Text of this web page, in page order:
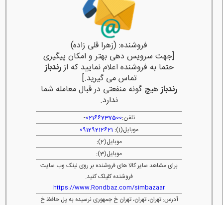
فروشنده: (زهرا قلی زاده)
[جهت سرویس دهی بهتر و امکان پیگیری
حتما به فروشنده اعلام نمایید که ازرندباز
تماس می گیرید.]
رندبازهیچ گونه منفعتی در قبال معامله شما
ندارد.
تلفن:02166737500
-
موبایل(1):
09129212621
موبایل(2):
موبایل(3):
برای مشاهد سایر کالا های فروشنده بر روی لینک وب سایت
فروشنده کلیلک کنید.
https://www.Rondbaz.com/simbazaar
آدرس: تهران، تهران، تهران خ جمهوری نرسیده به پل حافظ خ